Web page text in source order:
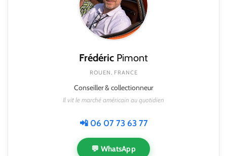
Frédéric Pimont
ROUEN, FRANCE
Conseiller & collectionneur
Il vit le marché américain au quotidien
📲 06 07 73 63 77
💬 WhatsApp